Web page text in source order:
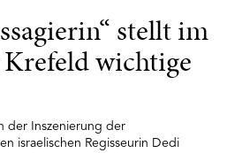
stellt im
wichtige
der Inszenierung der
israelischen Regisseurin Dedi